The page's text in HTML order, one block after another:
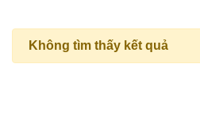
Không tìm thấy kết quả